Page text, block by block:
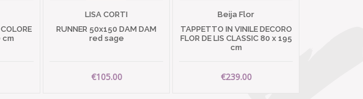
cm
LISA CORTI
RUNNER 50x150 DAM DAM
red sage
€105.00
Beija Flor
TAPPETTO IN VINILE DECORO
FLOR DE LIS CLASSIC 80 x 195
cm
€239.00